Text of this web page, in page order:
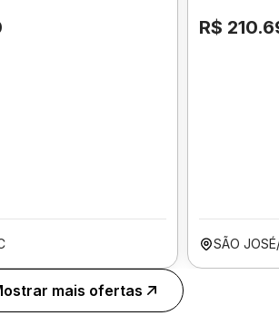
R$
SÃO
mais ofertas